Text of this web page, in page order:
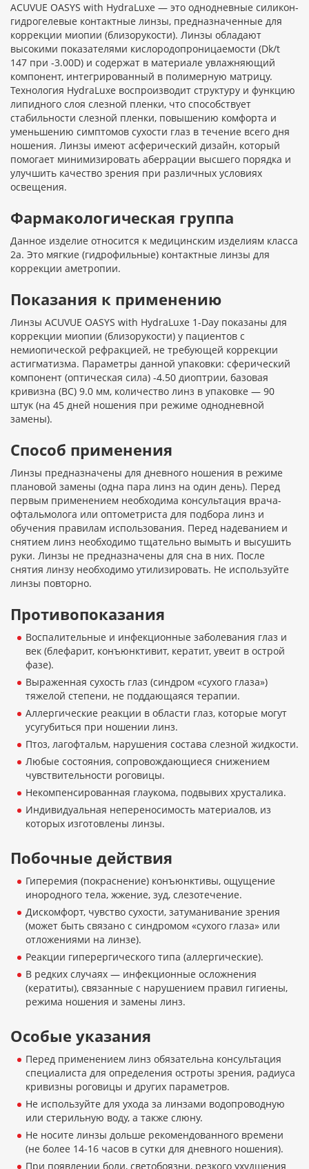
ACUVUE OASYS with HydraLuxe — это однодневные силикон-
гидрогелевые контактные линзы, предназначенные для
коррекции миопии (близорукости). Линзы обладают
высокими показателями кислородопроницаемости (Dk/t
147 при -3.00D) и содержат в материале увлажняющий
компонент, интегрированный в полимерную матрицу.
Технология HydraLuxe воспроизводит структуру и функцию
липидного слоя слезной пленки, что способствует
стабильности слезной пленки, повышению комфорта и
уменьшению симптомов сухости глаз в течение всего дня
ношения. Линзы имеют асферический дизайн, который
помогает минимизировать аберрации высшего порядка и
улучшить качество зрения при различных условиях
освещения.
Фармакологическая группа
Данное изделие относится к медицинским изделиям класса
2а. Это мягкие (гидрофильные) контактные линзы для
коррекции аметропии.
Показания к применению
Линзы ACUVUE OASYS with HydraLuxe 1-Day показаны для
коррекции миопии (близорукости) у пациентов с
немиопической рефракцией, не требующей коррекции
астигматизма. Параметры данной упаковки: сферический
компонент (оптическая сила) -4.50 диоптрии, базовая
кривизна (BC) 9.0 мм, количество линз в упаковке — 90
штук (на 45 дней ношения при режиме однодневной
замены).
Способ применения
Линзы предназначены для дневного ношения в режиме
плановой замены (одна пара линз на один день). Перед
первым применением необходима консультация врача-
офтальмолога или оптометриста для подбора линз и
обучения правилам использования. Перед надеванием и
снятием линз необходимо тщательно вымыть и высушить
руки. Линзы не предназначены для сна в них. После
снятия линзу необходимо утилизировать. Не используйте
линзы повторно.
Противопоказания
Воспалительные и инфекционные заболевания глаз и
век (блефарит, конъюнктивит, кератит, увеит в острой
фазе).
Выраженная сухость глаз (синдром «сухого глаза»)
тяжелой степени, не поддающаяся терапии.
Аллергические реакции в области глаз, которые могут
усугубиться при ношении линз.
Птоз, лагофтальм, нарушения состава слезной жидкости.
Любые состояния, сопровождающиеся снижением
чувствительности роговицы.
Некомпенсированная глаукома, подвывих хрусталика.
Индивидуальная непереносимость материалов, из
которых изготовлены линзы.
Побочные действия
Гиперемия (покраснение) конъюнктивы, ощущение
инородного тела, жжение, зуд, слезотечение.
Дискомфорт, чувство сухости, затуманивание зрения
(может быть связано с синдромом «сухого глаза» или
отложениями на линзе).
Реакции гиперергического типа (аллергические).
В редких случаях — инфекционные осложнения
(кератиты), связанные с нарушением правил гигиены,
режима ношения и замены линз.
Особые указания
Перед применением линз обязательна консультация
специалиста для определения остроты зрения, радиуса
кривизны роговицы и других параметров.
Не используйте для ухода за линзами водопроводную
или стерильную воду, а также слюну.
Не носите линзы дольше рекомендованного времени
(не более 14-16 часов в сутки для дневного ношения).
При появлении боли, светобоязни, резкого ухудшения